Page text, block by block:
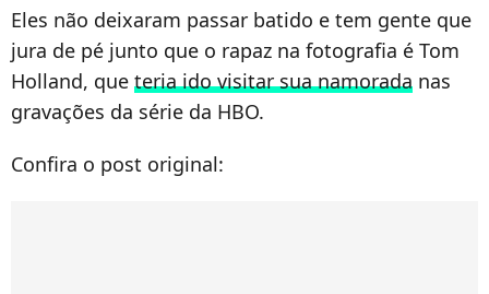
Eles não deixaram passar batido e tem gente que
jura de pé junto que o rapaz na fotografia é Tom
Holland, que teria ido visitar sua namorada nas
gravações da série da HBO.
Confira o post original: